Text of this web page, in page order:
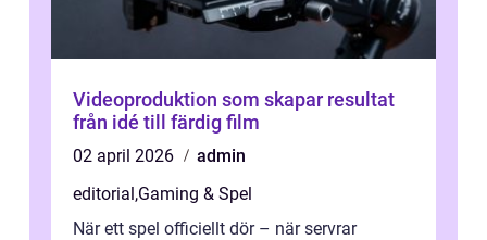
Videoproduktion som skapar resultat
från idé till färdig film
02 april 2026
admin
editorial,Gaming & Spel
När ett spel officiellt dör – när servrar